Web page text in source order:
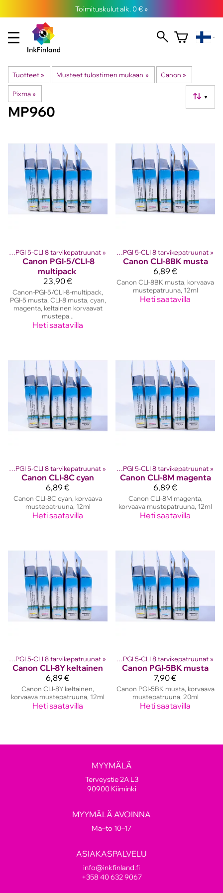
Toimituskulut alk. 0 € »
Tuotteet ‪» Musteet tulostimen mukaan ‪» Canon ‪»
Pixma ‪» ▼
MP960
Canon PGI 5-CLI 8 tarvikepatruunat ‪»
Canon PGI-5/CLI-8
multipack
23,90 €
Canon-PGI-5/CLI-8-multipack,
PGI-5 musta, CLI-8 musta, cyan,
magenta, keltainen korvaavat
mustepa...
Heti saatavilla
kasetit ‪»Canon mustekasetit‪» Canon PGI 5-CLI 8 tarvikepatruunat ‪»
Canon CLI-8BK musta
6,89 €
Canon CLI-8BK musta, korvaava
mustepatruuna, 12ml
Heti saatavilla
Canon PGI 5-CLI 8 tarvikepatruunat ‪»
Canon CLI-8C cyan
6,89 €
Canon CLI-8C cyan, korvaava
mustepatruuna, 12ml
Heti saatavilla
kasetit ‪»Canon mustekasetit‪» Canon PGI 5-CLI 8 tarvikepatruunat ‪»
Canon CLI-8M magenta
6,89 €
Canon CLI-8M magenta,
korvaava mustepatruuna, 12ml
Heti saatavilla
Canon PGI 5-CLI 8 tarvikepatruunat ‪»
Canon CLI-8Y keltainen
6,89 €
Canon CLI-8Y keltainen,
korvaava mustepatruuna, 12ml
Heti saatavilla
kasetit ‪»Canon mustekasetit‪» Canon PGI 5-CLI 8 tarvikepatruunat ‪»
Canon PGI-5BK musta
7,90 €
Canon PGI-5BK musta, korvaava
mustepatruuna, 20ml
Heti saatavilla
MYYMÄLÄ
Terveystie 2A L3
90900 Kiiminki
MYYMÄLÄ AVOINNA
Ma–to 10–17
ASIAKASPALVELU
info@inkfinland.fi
+358 40 632 9067